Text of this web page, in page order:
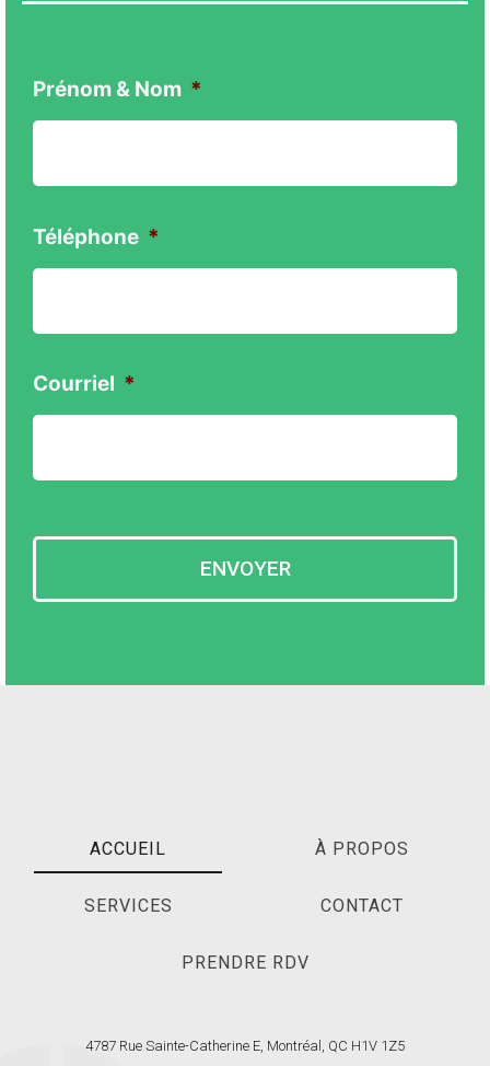
Prénom & Nom *
Téléphone *
Courriel *
ACCUEIL À PROPOS
SERVICES CONTACT
PRENDRE RDV
4787 Rue Sainte-Catherine E, Montréal, QC H1V 1Z5